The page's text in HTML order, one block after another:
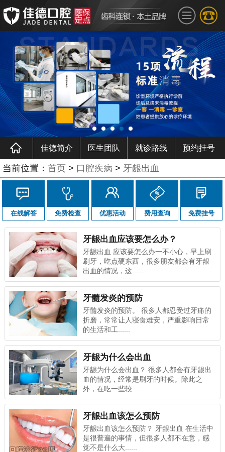
佳德简介 医生团队 就诊路线 预约挂号
当前位置： 首页 > 口腔疾病 > 牙龈出血
在线解答 免费检查 优惠活动 费用查询 免费挂号
牙龈出血应该要怎么办？
牙龈出血 应该要怎么办一不小心，早上刷
刷牙，吃点硬东西，很多朋友都会有牙龈
出血的情况，这......
牙髓发炎的预防
牙髓发炎的预防。 很多人都忍受过牙痛的
折磨，常常让人寝食难安，严重影响日常
的生活和工......
牙龈为什么会出血
牙龈为什么会出血？ 很多人都会有牙龈出
血的情况，经常是刷牙的时候。除此之
外，在吃一些较......
牙龈出血该怎么预防
牙龈出血该怎么预防？ 牙龈出血 在生活中
是很普遍的事情，但很多人都不在意，感
觉不是什么大......